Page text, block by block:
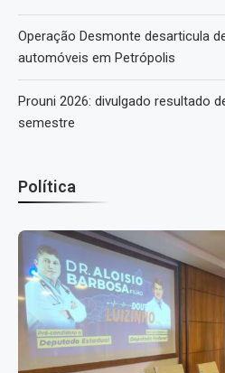
Operação Desmonte desarticula
automóveis em Petrópolis
Prouni 2026: divulgado resultado
semestre
Política